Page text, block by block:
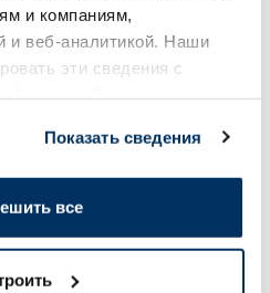
и компаниям,
и веб-аналитикой. Наши
эти сведения с
Показать сведения
все
бальзам для губ,
Лучшая цена за 30